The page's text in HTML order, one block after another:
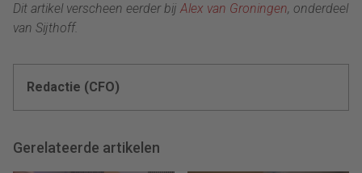
Dit artikel verscheen eerder bijAlex van Groningen, onderdeel
van Sijthoff.
Redactie (CFO)
Gerelateerde artikelen